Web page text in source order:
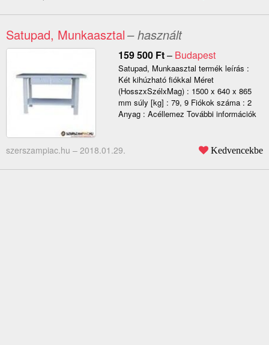
Satupad, Munkaasztal– használt
159 500 Ft– Budapest
Satupad, Munkaasztal termék leírás :
Két kihúzható fiókkal Méret
(HosszxSzélxMag) : 1500 x 640 x 865
mm súly [kg] : 79, 9 Fiókok száma : 2
Anyag : Acéllemez További információk
szerszampiac.hu – 2018.01.29. Kedvencekbe